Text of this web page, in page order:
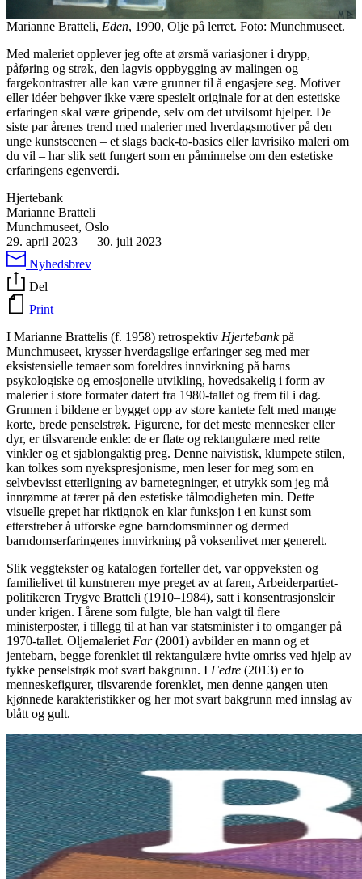
Marianne Bratteli, Eden, 1990, Olje på lerret. Foto: Munchmuseet.
Med maleriet opplever jeg ofte at ørsmå variasjoner i drypp,
påføring og strøk, den lagvis oppbygging av malingen og
fargekontrastrer alle kan være grunner til å engasjere seg. Motiver
eller idéer behøver ikke være spesielt originale for at den estetiske
erfaringen skal være gripende, selv om det utvilsomt hjelper. De
siste par årenes trend med malerier med hverdagsmotiver på den
unge kunstscenen – et slags back-to-basics eller lavrisiko maleri om
du vil – har slik sett fungert som en påminnelse om den estetiske
erfaringens egenverdi.
Hjertebank
Marianne Bratteli
Munchmuseet, Oslo
29. april 2023 — 30. juli 2023
Nyhedsbrev
Del
Print
I Marianne Brattelis (f. 1958) retrospektiv Hjertebankpå
Munchmuseet, krysser hverdagslige erfaringer seg med mer
eksistensielle temaer som foreldres innvirkning på barns
psykologiske og emosjonelle utvikling, hovedsakelig i form av
malerier i store formater datert fra 1980-tallet og frem til i dag.
Grunnen i bildene er bygget opp av store kantete felt med mange
korte, brede penselstrøk. Figurene, for det meste mennesker eller
dyr, er tilsvarende enkle: de er flate og rektangulære med rette
vinkler og et sjablongaktig preg. Denne naivistisk, klumpete stilen,
kan tolkes som nyekspresjonisme, men leser for meg som en
selvbevisst etterligning av barnetegninger, et utrykk som jeg må
innrømme at tærer på den estetiske tålmodigheten min. Dette
visuelle grepet har riktignok en klar funksjon i en kunst som
etterstreber å utforske egne barndomsminner og dermed
barndomserfaringenes innvirkning på voksenlivet mer generelt.
Slik veggtekster og katalogen forteller det, var oppveksten og
familielivet til kunstneren mye preget av at faren, Arbeiderpartiet-
politikeren Trygve Bratteli (1910–1984), satt i konsentrasjonsleir
under krigen. I årene som fulgte, ble han valgt til flere
ministerposter, i tillegg til at han var statsminister i to omganger på
1970-tallet. Oljemaleriet Far(2001) avbilder en mann og et
jentebarn, begge forenklet til rektangulære hvite omriss ved hjelp av
tykke penselstrøk mot svart bakgrunn. I Fedre (2013) er to
menneskefigurer, tilsvarende forenklet, men denne gangen uten
kjønnede karakteristikker og her mot svart bakgrunn med innslag av
blått og gult.